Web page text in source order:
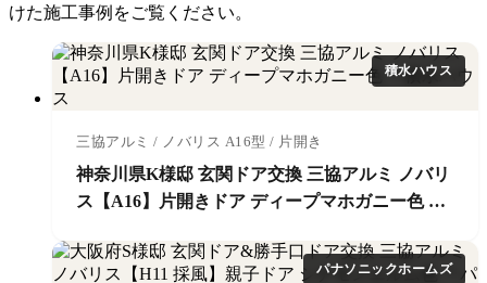
けた施工事例をご覧ください。
積水ハウス
三協アルミ / ノバリス A16型 / 片開き
神奈川県K様邸 玄関ドア交換 三協アルミ ノバリ
ス【A16】片開きドア ディープマホガニー色 ＊
パナソニックホームズ